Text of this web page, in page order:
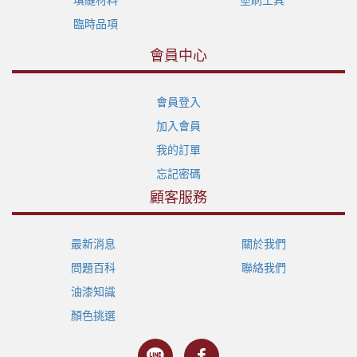
臨時品項
會員中心
會員登入
加入會員
我的訂單
忘記密碼
顧客服務
最新消息
問題百科
油漆知識
顏色挑選
關於我們
聯絡我們